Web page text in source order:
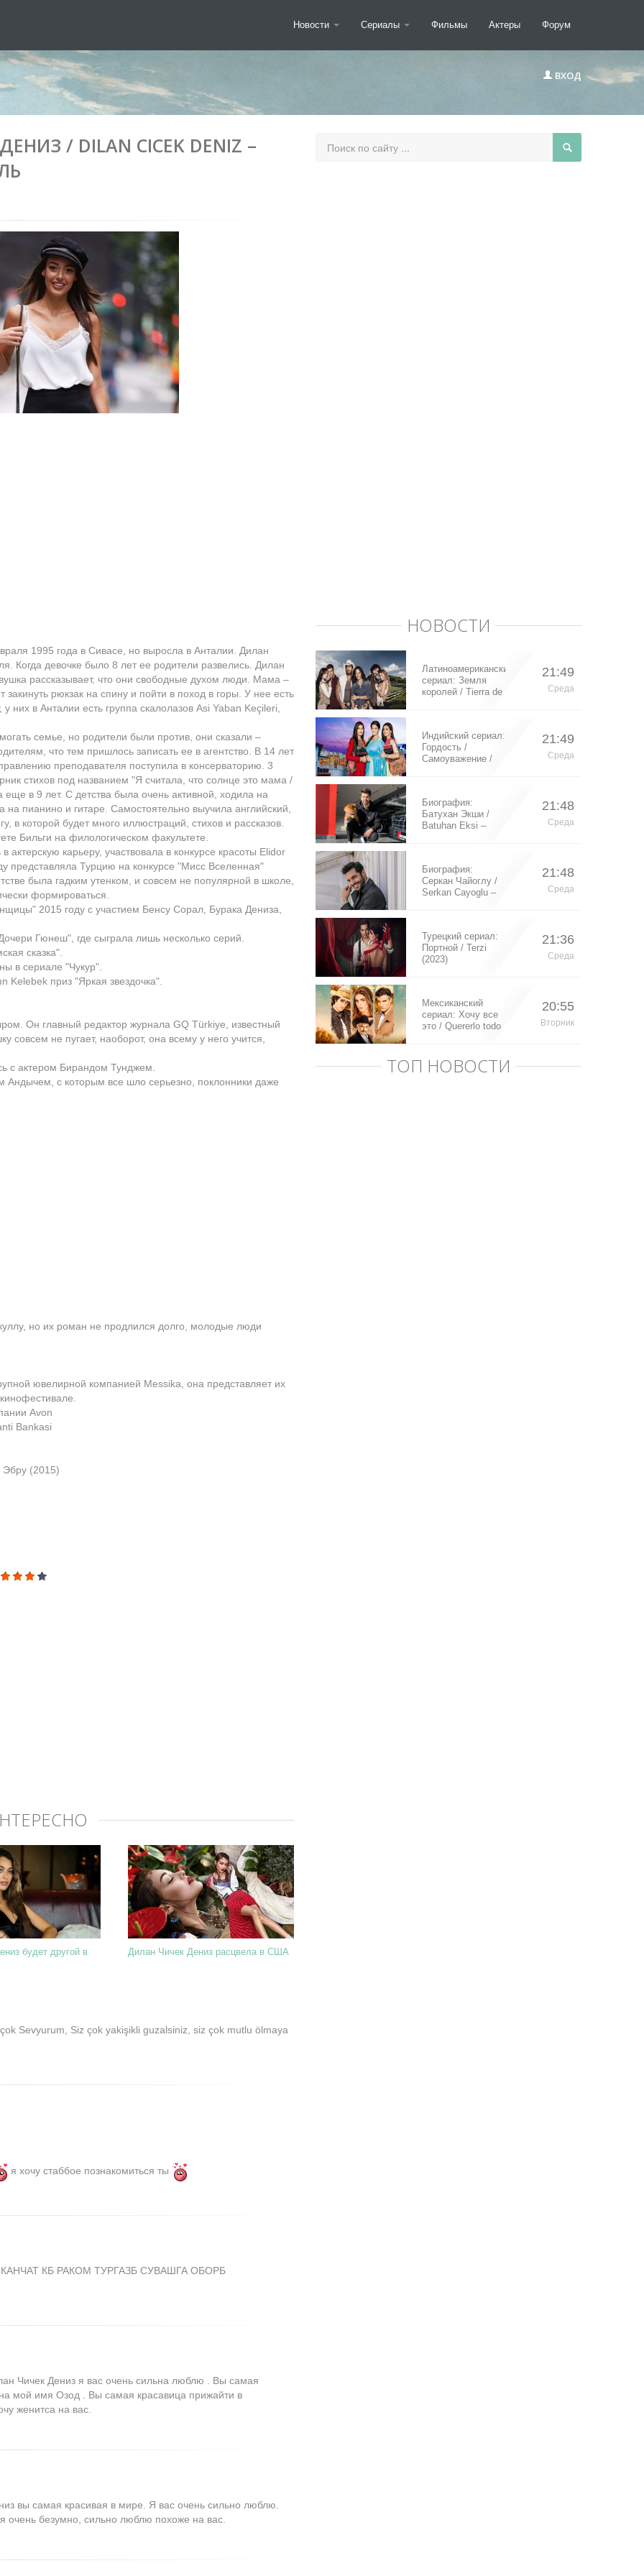
Новости Сериалы Фильмы Актеры Форум
ВХОД
/ DILAN CICEK DENIZ –
1995 года в Сивасе, но выросла в Анталии. Дилан
Когда девочке было 8 лет ее родители развелись. Дилан
рассказывает, что они свободные духом люди. Мама –
рюкзак на спину и пойти в поход в горы. У нее есть
них в Анталии есть группа скалолазов Asi Yaban Keçileri,
семье, но родители были против, они сказали –
что тем пришлось записать ее в агентство. В 14 лет
преподавателя поступила в консерваторию. 3
стихов под названием "Я считала, что солнце это мама /
в 9 лет. С детства была очень активной, ходила на
на пианино и гитаре. Самостоятельно выучила английский,
в которой будет много иллюстраций, стихов и рассказов.
Бильги на филологическом факультете.
карьеру, участвовала в конкурсе красоты Elidor
представляла Турцию на конкурсе "Мисс Вселенная"
была гадким утенком, и совсем не популярной в школе,
формироваться.
2015 году с участием Бенсу Сорал, Бурака Дениза,
Гюнеш", где сыграла лишь несколько серий.
сказка".
в сериале "Чукур".
Kelebek приз "Яркая звездочка".
Он главный редактор журнала GQ Türkiye, известный
не пугает, наоборот, она всему у него учится,
с актером Бирандом Тунджем.
Андычем, с которым все шло серьезно, поклонники даже
но их роман не продлился долго, молодые люди
ювелирной компанией Messika, она представляет их
Avon
Bankasi
(2015)
будет другой в Дилан Чичек Дениз расцвела в США
Sevyurum, Siz çok yakişikli guzalsiniz, siz çok mutlu ölmaya
я хочу стаббое познакомиться ты
КБ РАКОМ ТУРГАЗБ СУВАШГА ОБОРБ
Чичек Дениз я вас очень сильна люблю . Вы самая
мой имя Озод . Вы самая красавица прижайти в
женитса на вас.
вы самая красивая в мире. Я вас очень сильно люблю.
очень безумно, сильно люблю похоже на вас.
НОВОСТИ
Латиноамериканский
сериал: Земля
королей / Tierra de
21:49
Среда
Индийский сериал:
Гордость /
Самоуважение /
21:49
Среда
Биография:
Батухан Экши /
Batuhan Eksi –
21:48
Среда
Биография:
Серкан Чайоглу /
Serkan Cayoglu –
21:48
Среда
Турецкий сериал:
Портной / Terzi
(2023)
21:36
Среда
Мексиканский
сериал: Хочу все
это / Quererlo todo
20:55
Вторник
ТОП НОВОСТИ